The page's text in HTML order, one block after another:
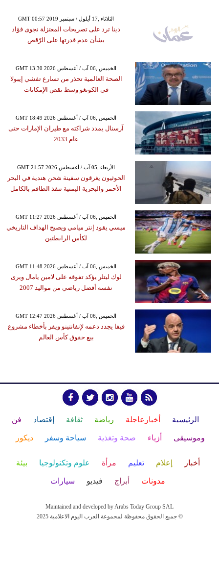
GMT 00:57 2019 الثلاثاء ,17 أيلول / سبتمبر
دينا ترد على تصريحات المعتزلة نجوى فؤاد
بشأن عدم قدرتها على الرّقص
GMT 13:30 2026 الخميس ,06 آب / أغسطس
الصحة العالمية تحذر من تسارع تفشي إيبولا
في الكونغو وسط نقص الإمكانات
GMT 18:49 2026 الخميس ,06 آب / أغسطس
آرسنال يمدد شراكته مع طيران الإمارات حتى
عام 2033
GMT 21:57 2026 الأربعاء ,05 آب / أغسطس
الحوثيون يغرقون سفينة شحن هندية في البحر
الأحمر والبحرية اليمنية تنقذ الطاقم بالكامل
GMT 11:27 2026 الخميس ,06 آب / أغسطس
ميسي يقود إنتر ميامي ويصبح الهداف التاريخي
لكأس الرابطتين
GMT 11:48 2026 الخميس ,06 آب / أغسطس
لوك ليتلر يؤكد تفوقه على لامين يامال ويرى
نفسه أفضل رياضي من مواليد 2007
GMT 12:47 2026 الخميس ,06 آب / أغسطس
فيفا يجدد دعمه لإنفانتينو ويقر بأخطاء مشروع
بيع حقوق كأس العالم
الرئيسية أخبارعاجلة رياضة ثقافة إقتصاد فن
وموسيقى أزياء صحة وتغذية سياحة وسفر ديكور
أخبار إعلام تعليم مرأة علوم وتكنولوجيا بيئة
مدونات أبراج فيديو سيارات
Maintained and developed by Arabs Today Group SAL
جميع الحقوق محفوظة لمجموعة العرب اليوم الاعلامية 2025 ©